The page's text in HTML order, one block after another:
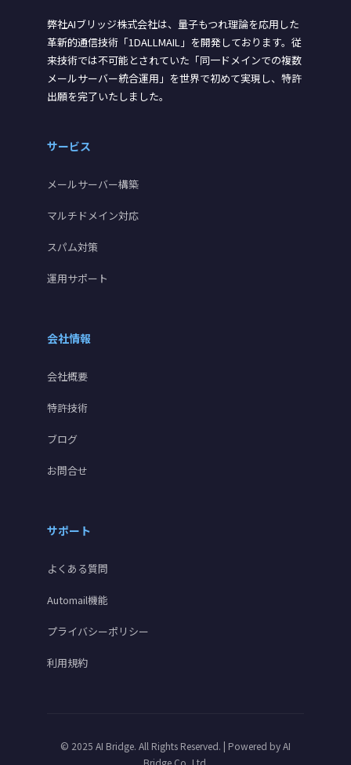
弊社AIブリッジ株式会社は、量子もつれ理論を応用した
革新的通信技術「1DALLMAIL」を開発しております。従
来技術では不可能とされていた「同一ドメインでの複数
メールサーバー統合運用」を世界で初めて実現し、特許
出願を完了いたしました。
サービス
メールサーバー構築
マルチドメイン対応
スパム対策
運用サポート
会社情報
会社概要
特許技術
ブログ
お問合せ
サポート
よくある質問
Automail機能
プライバシーポリシー
利用規約
© 2025 AI Bridge. All Rights Reserved. | Powered byAI
Bridge.Co.,Ltd.